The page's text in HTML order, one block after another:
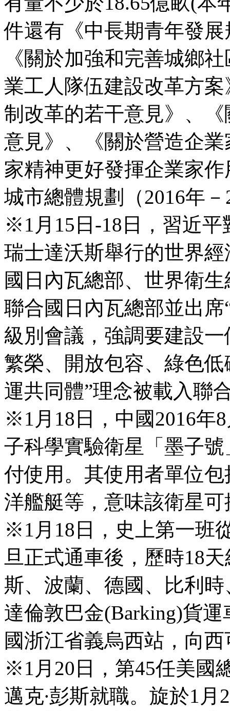
件還有《中長期青年發
《關於加強和完善城鄉
業工人隊伍建設改革方
制改革的若干意見》、
意見》、《關於營造企
家精神更好發揮企業家
城市總體規劃（2016年
※1月15日-18日，習近
瑞士達沃斯舉行的世界
國日內瓦總部、世界衛
聯合國日內瓦總部並出
級別會議，強調要建設
繁榮、開放包容、綠色
運共同體”理念被載入聯
※1月18日，中國2016年
子科學實驗衛星「墨子
付使用。其使用者單位
洋艦艇等，意味該衛星
※1月18日，史上第一班
旦正式通車後，歷時18
斯、波蘭、德國、比利
達倫敦巴金(Barking)貨
國浙江省義烏西站，向
※1月20日，第45任美國
邁克∙彭斯就職。旋於1